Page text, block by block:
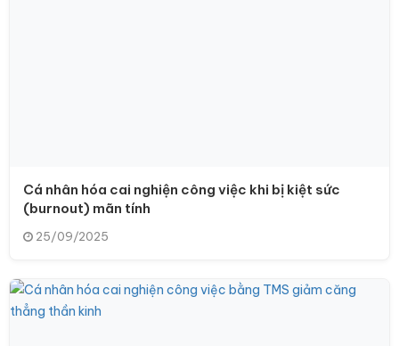
Cá nhân hóa cai nghiện công việc khi bị kiệt sức
(burnout) mãn tính
25/09/2025